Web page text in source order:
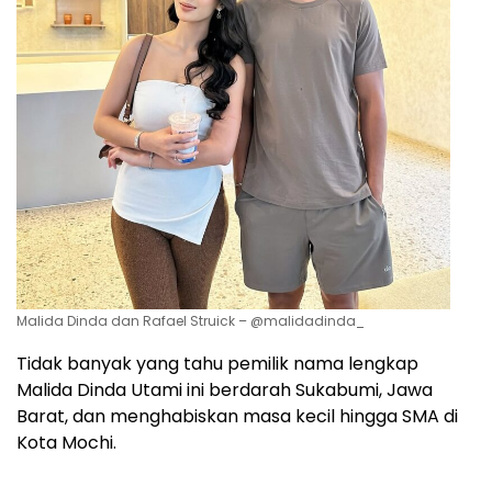
Malida Dinda dan Rafael Struick – @malidadinda_
Tidak banyak yang tahu pemilik nama lengkap
Malida Dinda Utami ini berdarah Sukabumi, Jawa
Barat, dan menghabiskan masa kecil hingga SMA di
Kota Mochi.